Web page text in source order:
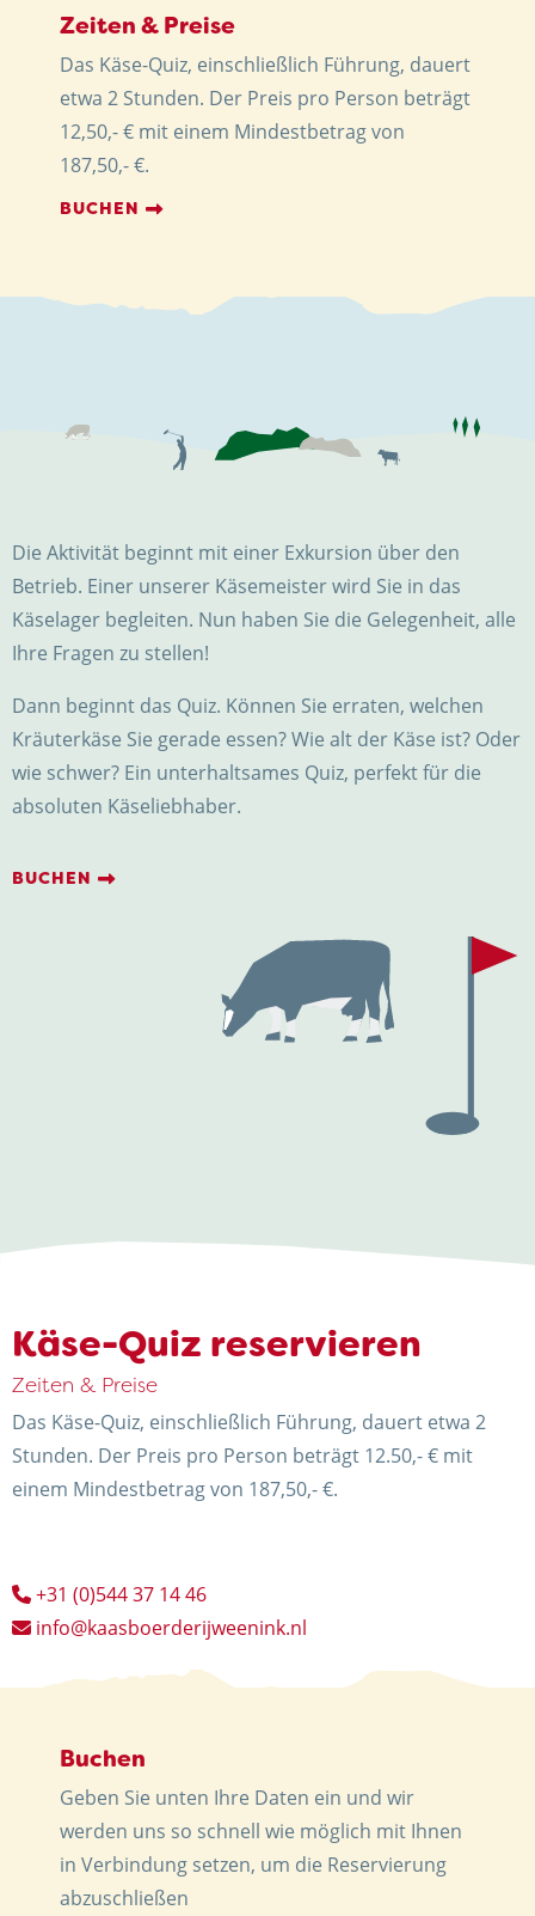
Zeiten & Preise
Das Käse-Quiz, einschließlich Führung, dauert
etwa 2 Stunden. Der Preis pro Person beträgt
12,50,- € mit einem Mindestbetrag von
187,50,- €.
BUCHEN
Die Aktivität beginnt mit einer Exkursion über den
Betrieb. Einer unserer Käsemeister wird Sie in das
Käselager begleiten. Nun haben Sie die Gelegenheit, alle
Ihre Fragen zu stellen!
Dann beginnt das Quiz. Können Sie erraten, welchen
Kräuterkäse Sie gerade essen? Wie alt der Käse ist? Oder
wie schwer? Ein unterhaltsames Quiz, perfekt für die
absoluten Käseliebhaber.
BUCHEN
Käse-Quiz reservieren
Zeiten & Preise
Das Käse-Quiz, einschließlich Führung, dauert etwa 2
Stunden. Der Preis pro Person beträgt 12.50,- € mit
einem Mindestbetrag von 187,50,- €.
+31 (0)544 37 14 46
info@kaasboerderijweenink.nl
Buchen
Geben Sie unten Ihre Daten ein und wir
werden uns so schnell wie möglich mit Ihnen
in Verbindung setzen, um die Reservierung
abzuschließen